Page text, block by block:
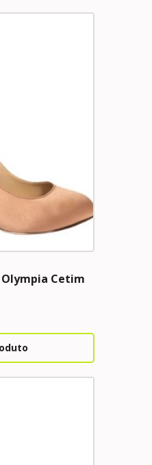
Cetim